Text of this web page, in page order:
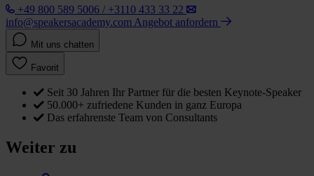
+49 800 589 5006 / +3110 433 33 22
info@speakersacademy.com Angebot anfordern
Mit uns chatten
Favorit
Seit 30 Jahren Ihr Partner für die besten Keynote-Speaker
50.000+ zufriedene Kunden in ganz Europa
Das erfahrenste Team von Consultants
Weiter zu